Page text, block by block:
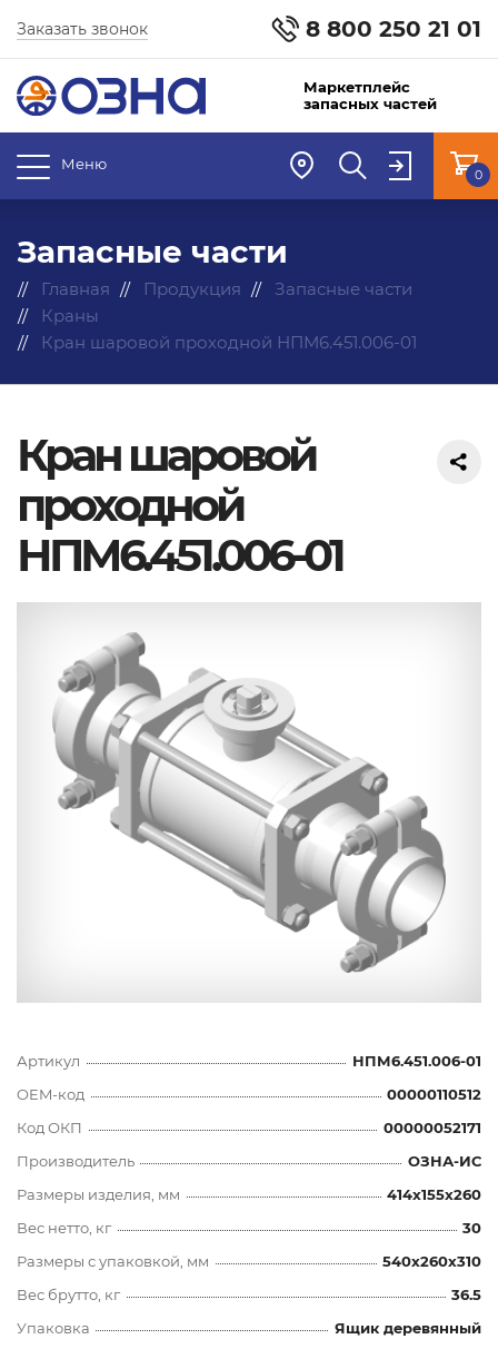
8 800 250 21 01
Заказать звонок
Маркетплейс
запасных частей
Меню
0
Запасные части
Главная Продукция
Запасные части
Краны
Кран шаровой проходной НПМ6.451.006-01
Кран шаровой
проходной
НПМ6.451.006-01
Артикул
НПМ6.451.006-01
OEM-код
00000110512
Код ОКП
00000052171
Производитель
ОЗНА-ИС
Размеры изделия, мм
414x155x260
Вес нетто, кг
30
Размеры с упаковкой, мм
540x260x310
Вес брутто, кг
36.5
Упаковка
Ящик деревянный